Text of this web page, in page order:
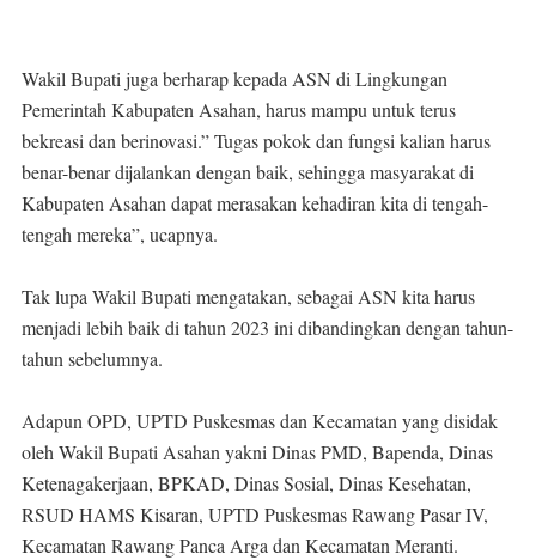
Wakil Bupati juga berharap kepada ASN di Lingkungan
Pemerintah Kabupaten Asahan, harus mampu untuk terus
bekreasi dan berinovasi.” Tugas pokok dan fungsi kalian harus
benar-benar dijalankan dengan baik, sehingga masyarakat di
Kabupaten Asahan dapat merasakan kehadiran kita di tengah-
tengah mereka”, ucapnya.
Tak lupa Wakil Bupati mengatakan, sebagai ASN kita harus
menjadi lebih baik di tahun 2023 ini dibandingkan dengan tahun-
tahun sebelumnya.
Adapun OPD, UPTD Puskesmas dan Kecamatan yang disidak
oleh Wakil Bupati Asahan yakni Dinas PMD, Bapenda, Dinas
Ketenagakerjaan, BPKAD, Dinas Sosial, Dinas Kesehatan,
RSUD HAMS Kisaran, UPTD Puskesmas Rawang Pasar IV,
Kecamatan Rawang Panca Arga dan Kecamatan Meranti.